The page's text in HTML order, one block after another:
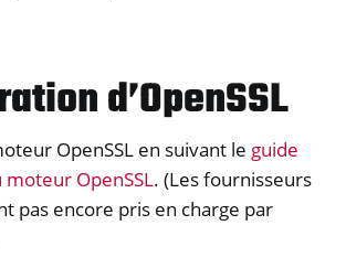
d’OpenSSL
OpenSSL en suivant le guide
moteur OpenSSL. (Les fournisseurs
pas encore pris en charge par